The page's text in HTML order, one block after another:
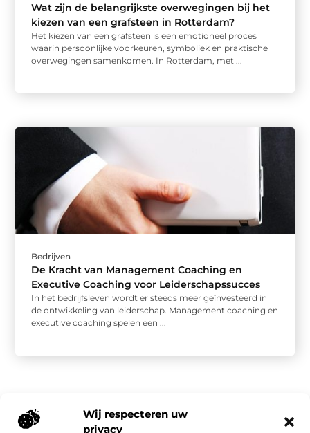
Wij respecteren uw
privacy
Wat zijn de belangrijkste overwegingen bij het
kiezen van een grafsteen in Rotterdam?
Het kiezen van een grafsteen is een emotioneel proces
waarin persoonlijke voorkeuren, symboliek en praktische
overwegingen samenkomen. In Rotterdam, met ...
Bedrijven
De Kracht van Management Coaching en
Executive Coaching voor Leiderschapssucces
In het bedrijfsleven wordt er steeds meer geïnvesteerd in
de ontwikkeling van leiderschap. Management coaching en
executive coaching spelen een ...